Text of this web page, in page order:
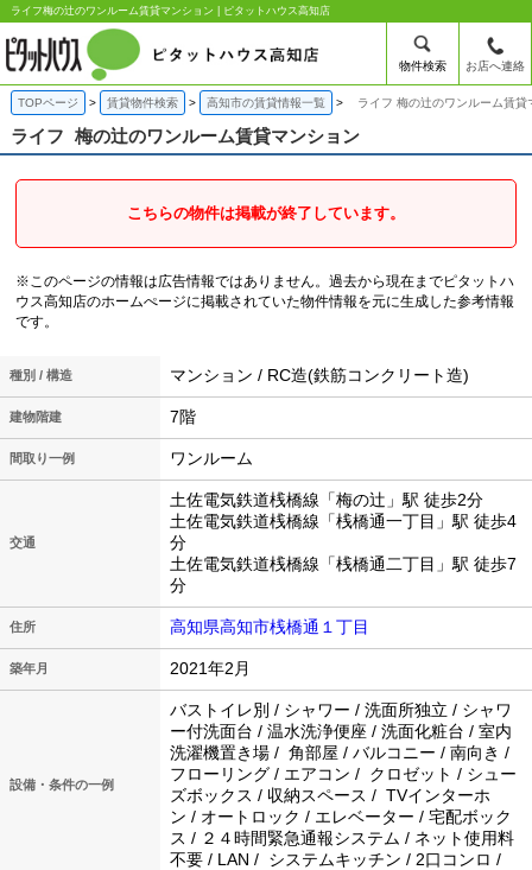
ライフ梅の辻のワンルーム賃貸マンション | ピタットハウス高知店
物件検索 お店へ連絡
TOPページ 賃貸物件検索 高知市の賃貸情報一覧 ライフ 梅の辻のワンルーム賃貸
ライフ 梅の辻のワンルーム賃貸マンション
こちらの物件は掲載が終了しています。
※このページの情報は広告情報ではありません。過去から現在までピタットハ
ウス高知店のホームぺージに掲載されていた物件情報を元に生成した参考情報
です。
種別 / 構造 マンション / RC造(鉄筋コンクリート造)
建物階建 7階
間取り一例 ワンルーム
交通
土佐電気鉄道桟橋線「梅の辻」駅 徒歩2分
土佐電気鉄道桟橋線「桟橋通一丁目」駅 徒歩4
分
土佐電気鉄道桟橋線「桟橋通二丁目」駅 徒歩7
分
住所 高知県高知市桟橋通１丁目
築年月 2021年2月
設備・条件の一例
バストイレ別 / シャワー / 洗面所独立 / シャワ
ー付洗面台 / 温水洗浄便座 / 洗面化粧台 / 室内
洗濯機置き場 / 角部屋 / バルコニー / 南向き /
フローリング / エアコン / クロゼット / シュー
ズボックス / 収納スペース / TVインターホ
ン / オートロック / エレベーター / 宅配ボック
ス / ２４時間緊急通報システム / ネット使用料
不要 / LAN / システムキッチン / 2口コンロ /